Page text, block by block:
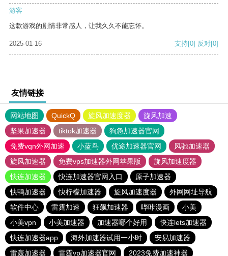
游客
这款游戏的剧情非常感人，让我久久不能忘怀。
2025-01-16 支持[0] 反对[0]
友情链接
网站地图 QuickQ 旋风加速度器
旋风加速
坚果加速器
tiktok加速器
狗急加速器官网
免费vqn外网加速
小蓝鸟 优途加速器官网
风驰加速器
旋风加速器
免费vps加速器外网苹果版
旋风加速度器
快连加速器
快连加速器官网入口
原子加速器
快鸭加速器
快柠檬加速器 旋风加速度器
外网网址导航
软件中心
雷霆加速 狂飙加速器 哔咔漫画
小美
小美vpn
小美加速器 加速器哪个好用
快连lets加速器
快连加速器app
海外加速器试用一小时
安易加速器
雷轰加速器
雷霆vp加速器官网 2023免费加速神器